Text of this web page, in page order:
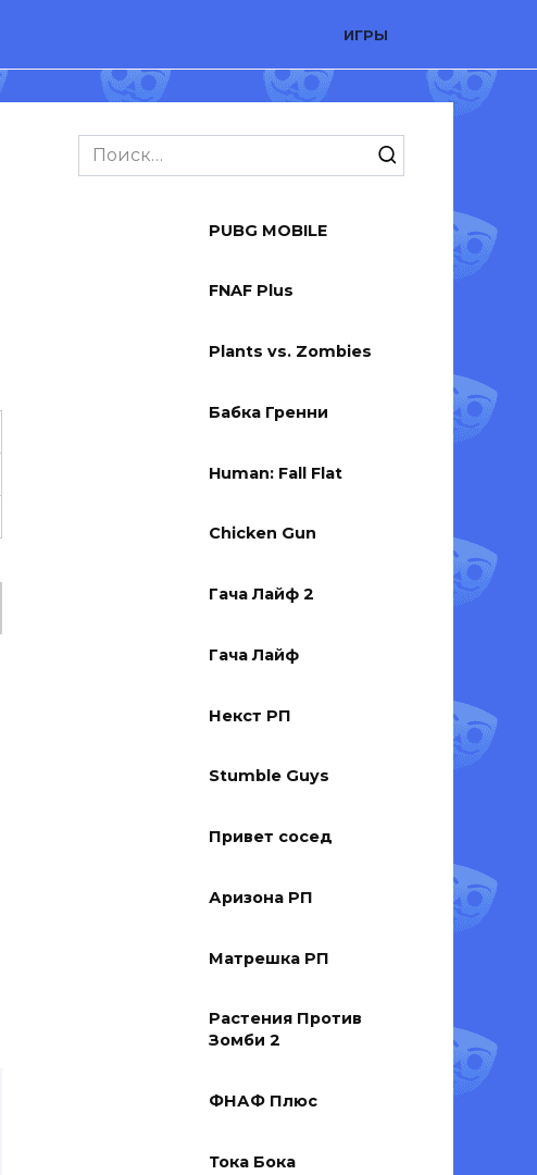
ИГРЫ
Search
for:
PUBG MOBILE
FNAF Plus
Plants vs. Zombies
Бабка Гренни
Human: Fall Flat
Chicken Gun
Гача Лайф 2
Гача Лайф
Некст РП
Stumble Guys
Привет сосед
Аризона РП
Матрешка РП
Растения Против
Зомби 2
ФНАФ Плюс
Тока Бока